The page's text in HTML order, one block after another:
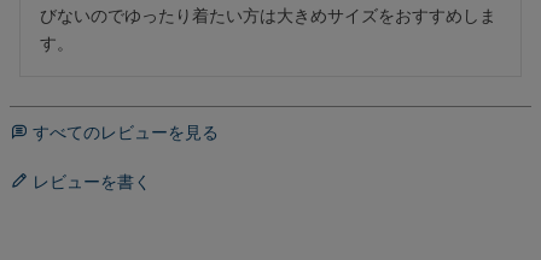
びないのでゆったり着たい方は大きめサイズをおすすめしま
す。
すべてのレビューを見る
レビューを書く